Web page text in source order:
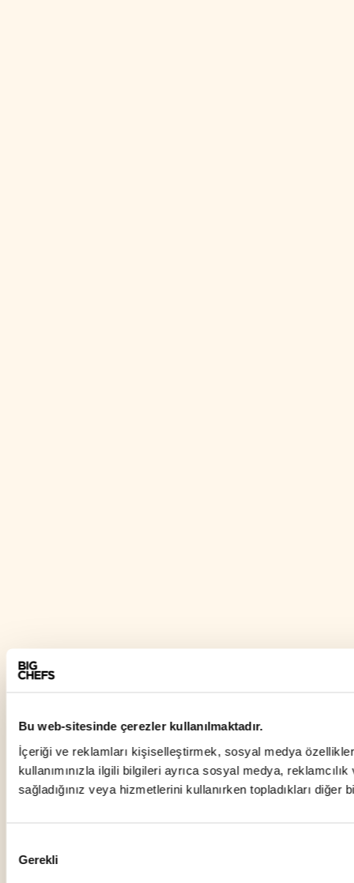
Bu web-sitesinde çerezler kullanılmaktadır.
İçeriği ve reklamları kişiselleştirmek, sosyal medya
kullanımınızla ilgili bilgileri ayrıca sosyal medya,
sağladığınız veya hizmetlerini kullanırken topladıkları diğer
Seçimi
Gerekli